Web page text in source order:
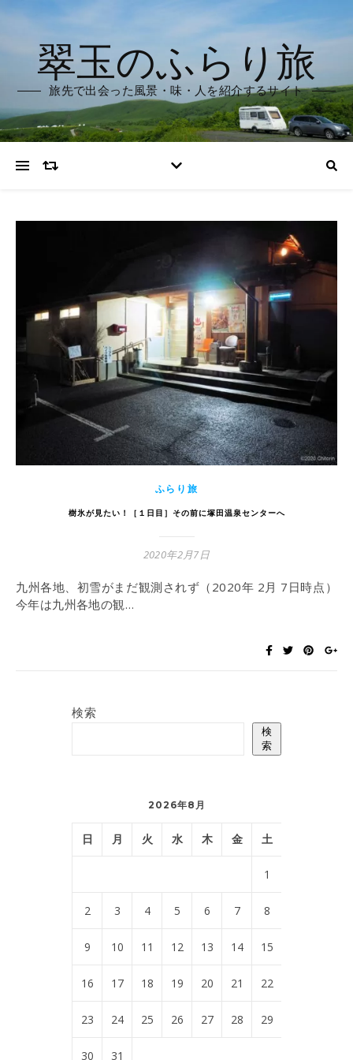
翠玉のふらり旅
旅先で出会った風景・味・人を紹介するサイト
ふらり旅
樹氷が見たい！［１日目］その前に塚田温泉センターへ
2020年2月7日
九州各地、初雪がまだ観測されず（2020年 2月 7日時点）
今年は九州各地の観…
検索
検
索
2026年8月
日 月 火 水 木 金 土
1
2 3 4 5 6 7 8
9 10 11 12 13 14 15
16 17 18 19 20 21 22
23 24 25 26 27 28 29
30 31